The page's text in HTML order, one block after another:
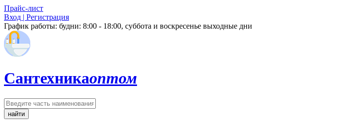
Прайс-лист
Вход | Регистрация
График работы: будни: 8:00 - 18:00, суббота и воскресенье выходные дни
Сантехникаоптом
найти